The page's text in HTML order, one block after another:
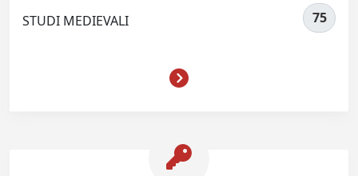
STUDI MEDIEVALI 75